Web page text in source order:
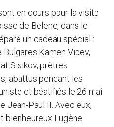
en cours pour la visite
de Belene, dans le
un cadeau spécial :
Kamen Vicev,
Sisikov, prêtres
abattus pendant les
et béatifiés le 26 mai
Jean-Paul II. Avec eux,
bienheureux Eugène